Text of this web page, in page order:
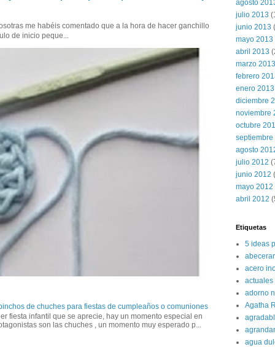
me habéis comentado que a la hora de hacer ganchillo
de inicio peque...
de chuches para fiestas de cumpleaños o comuniones
fiesta infantil que se aprecie, hay un momento especial en
son las chuches , un momento muy esperado p...
agosto
julio 2013
junio 2013
mayo 2013
abril 2013
marzo 2013
febrero
enero 2013
diciembre
noviembre
octubre
septiembre
agosto
julio 2012
junio 2012
mayo 2012
abril 2012
Etiquetas
5 ideas
acero
actuales
adorno
Agatha
agrandar
agua